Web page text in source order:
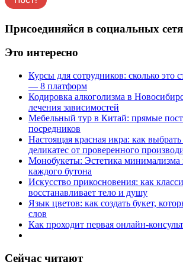
Присоединяйся в социальных
Это интересно
Курсы для сотрудников: сколько это
— 8 платформ
Кодировка алкоголизма в
лечения зависимостей
Мебельный тур в Китай: прямые
посредников
Настоящая красная икра: как
деликатес от проверенного
Монобукеты: Эстетика минимализма
каждого бутона
Искусство прикосновения: как
восстанавливает тело и душу
Язык цветов: как создать букет,
слов
Как проходит первая онлайн-
Сейчас читают